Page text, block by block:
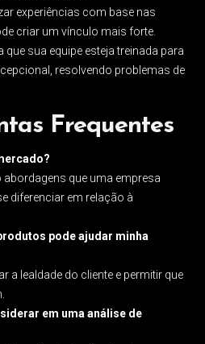
experiências com base nas
criar um vínculo mais forte.
que sua equipe esteja treinada para
resolvendo problemas de
Frequentes
que uma empresa
diferenciar em relação à
pode ajudar minha
a lealdade do cliente e permitir que
em uma análise de